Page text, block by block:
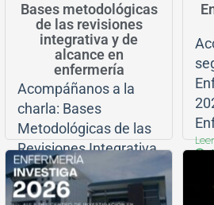
Bases metodológicas
de las revisiones
integrativa y de
alcance en
enfermería
Acompáñanos a la
charla: Bases
Metodológicas de las
Revisiones Integrativa
y de...
Leer más...
14 Abril, 2026